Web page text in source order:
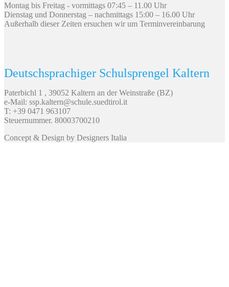
Montag bis Freitag - vormittags 07:45 – 11.00 Uhr
Dienstag und Donnerstag – nachmittags 15:00 – 16.00 Uhr
Außerhalb dieser Zeiten ersuchen wir um Terminvereinbarung
Deutschsprachiger Schulsprengel Kaltern
Paterbichl 1 , 39052 Kaltern an der Weinstraße (BZ)
e-Mail: ssp.kaltern@schule.suedtirol.it
T: +39 0471 963107
Steuernummer. 80003700210
Concept & Design by Designers Italia